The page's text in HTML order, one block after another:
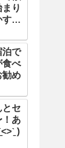
り
る
泊で
食べ
勧め
とセ
！あ
)